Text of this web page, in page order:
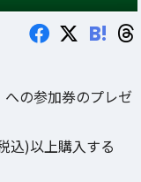
B!
の参加券のプレゼ
込)以上購入する